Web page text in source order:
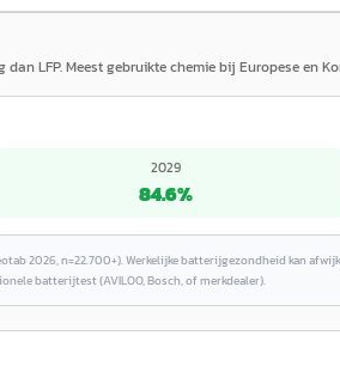
LFP. Meest gebruikte chemie bij Europese en
2029
84.6%
2026, n=22.700+). Werkelijke batterijgezondheid kan
batterijtest (AVILOO, Bosch, of merkdealer).